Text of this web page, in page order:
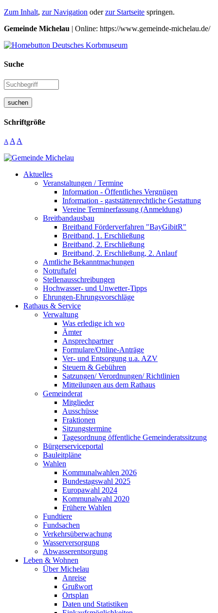
Zum Inhalt, zur Navigation oderzur Startseite springen.
Gemeinde Michelau | Online: https://www.gemeinde-michelau.de/
Suche
suchen
Schriftgröße
A A A
Aktuelles
Veranstaltungen / Termine
Information - Öffentliches Vergnügen
Information - gaststättenrechtliche Gestattung
Vereine Terminerfassung (Anmeldung)
Breitbandausbau
Breitband Förderverfahren "BayGibitR"
Breitband, 1. Erschließung
Breitband, 2. Erschließung
Breitband, 2. Erschließung, 2. Anlauf
Amtliche Bekanntmachungen
Notruftafel
Stellenausschreibungen
Hochwasser- und Unwetter-Tipps
Ehrungen-Ehrungsvorschläge
Rathaus & Service
Verwaltung
Was erledige ich wo
Ämter
Ansprechpartner
Formulare/Online-Anträge
Ver- und Entsorgung u.a. AZV
Steuern & Gebühren
Satzungen/ Verordnungen/ Richtlinien
Mitteilungen aus dem Rathaus
Gemeinderat
Mitglieder
Ausschüsse
Fraktionen
Sitzungstermine
Tagesordnung öffentliche Gemeinderatssitzung
Bürgerserviceportal
Bauleitpläne
Wahlen
Kommunalwahlen 2026
Bundestagswahl 2025
Europawahl 2024
Kommunalwahl 2020
Frühere Wahlen
Fundtiere
Fundsachen
Verkehrsüberwachung
Wasserversorgung
Abwasserentsorgung
Leben & Wohnen
Über Michelau
Anreise
Grußwort
Ortsplan
Daten und Statistiken